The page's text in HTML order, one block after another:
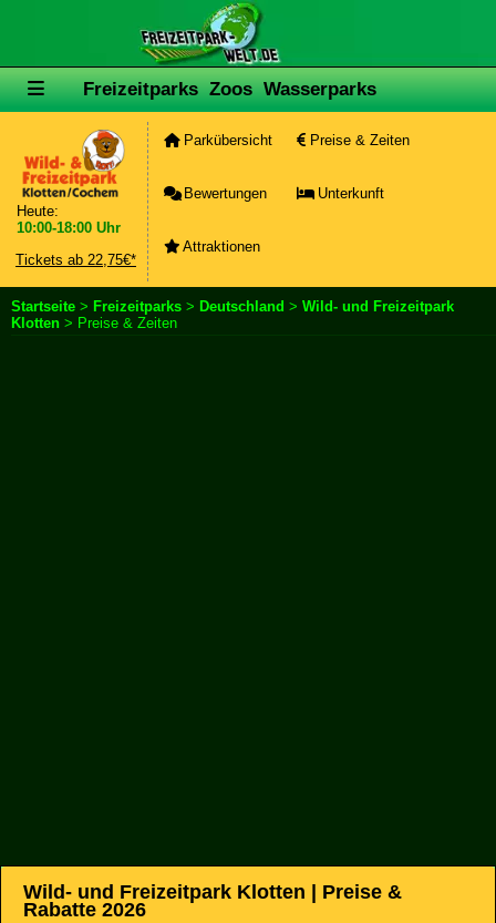
Freizeitparks Zoos Wasserparks
Heute:
10:00-18:00 Uhr
Tickets ab 22,75€*
Parkübersicht Preise & Zeiten
Bewertungen Unterkunft
Attraktionen
Startseite > Freizeitparks > Deutschland > Wild- und Freizeitpark
Klotten > Preise & Zeiten
Wild- und Freizeitpark Klotten | Preise &
Rabatte 2026